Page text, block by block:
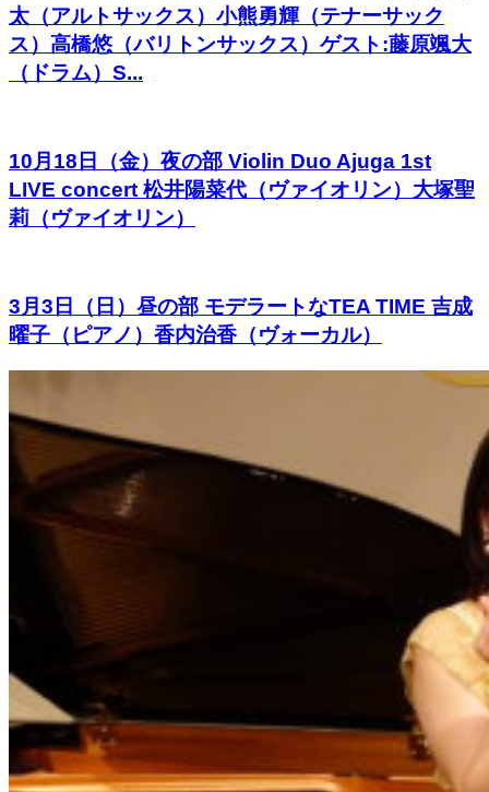
太（アルトサックス）小熊勇輝（テナーサック
ス）高橋悠（バリトンサックス）ゲスト:藤原颯大
（ドラム）S...
10月18日（金）夜の部 Violin Duo Ajuga 1st
LIVE concert 松井陽菜代（ヴァイオリン）大塚聖
莉（ヴァイオリン）
3月3日（日）昼の部 モデラートなTEA TIME 吉成
曜子（ピアノ）香内治香（ヴォーカル）